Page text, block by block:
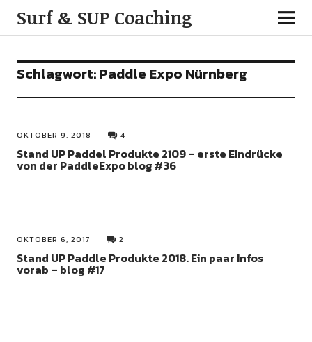
Surf & SUP Coaching
Schlagwort:Paddle Expo Nürnberg
OKTOBER 9, 2018 4
Stand UP Paddel Produkte 2109 – erste Eindrücke
von der PaddleExpo blog #36
OKTOBER 6, 2017 2
Stand UP Paddle Produkte 2018. Ein paar Infos
vorab – blog #17